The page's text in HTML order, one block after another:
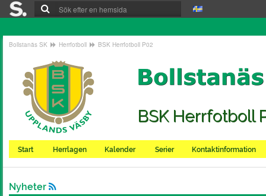
Bollstanäs SK Herrfotboll BSK Herrfotboll P02
BSK Herrfotboll
Start Herrlagen Kalender Serier Kontaktinformation
Nyheter